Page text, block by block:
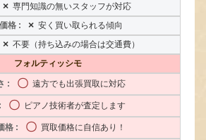
× 専門知識の無いスタッフが対応
× 安く買い取られる傾向
× 不要（持ち込みの場合は交通費）
フォルティッシモ
〇 遠方でも出張買取に対応
〇 ピアノ技術者が査定します
〇 買取価格に自信あり！